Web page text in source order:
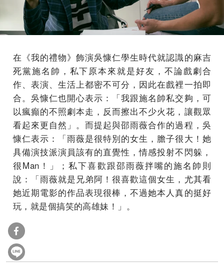
在《我的禮物》飾演吳慷仁學生時代就認識的麻吉
死黨施名帥，私下原本來就是好友，不論戲劇合
作、表演、生活上都密不可分，因此在戲裡一拍即
合。吳慷仁也開心表示：「我跟施名帥私交夠，可
以瘋癲的不照劇本走，反而擦出不少火花，讓觀眾
看起來更自然」。而提起與邵雨薇合作的過程，吳
慷仁表示：「雨薇是很特別的女生，膽子很大！她
具備演技派演員該有的直覺性，情感投射不閃躲，
很Man！」；私下喜歡跟邵雨薇拌嘴的施名帥則
說：「雨薇就是兄弟阿！很喜歡這個女生，尤其看
她近期電影的作品表現很棒，不過她本人真的挺好
玩，就是個搞笑的高雄妹！」。